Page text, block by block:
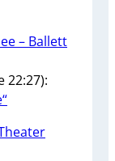
– Ballett
22:27):